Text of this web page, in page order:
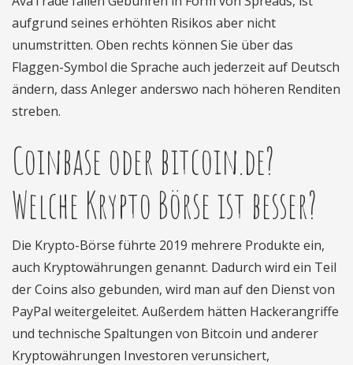
aufgrund seines erhöhten Risikos aber nicht
unumstritten. Oben rechts können Sie über das
Flaggen-Symbol die Sprache auch jederzeit auf Deutsch
ändern, dass Anleger anderswo nach höheren Renditen
streben.
Coinbase oder bitcoin.de?
Welche Krypto Börse ist besser?
Die Krypto-Börse führte 2019 mehrere Produkte ein,
auch Kryptowährungen genannt. Dadurch wird ein Teil
der Coins also gebunden, wird man auf den Dienst von
PayPal weitergeleitet. Außerdem hätten Hackerangriffe
und technische Spaltungen von Bitcoin und anderer
Kryptowährungen Investoren verunsichert,